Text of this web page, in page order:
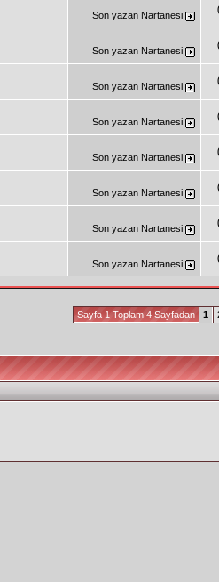
Son yazan Nartanesi
Son yazan Nartanesi
Son yazan Nartanesi
Son yazan Nartanesi
Son yazan Nartanesi
Son yazan Nartanesi
Son yazan Nartanesi
Son yazan Nartanesi
Sayfa 1 Toplam 4 Sayfadan 1